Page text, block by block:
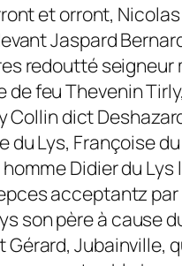
et orront,
Jaspard
redoutté
de feu Thevenin
Collin dict
Lys, Françoise
Didier du
acceptantz
son père à cause